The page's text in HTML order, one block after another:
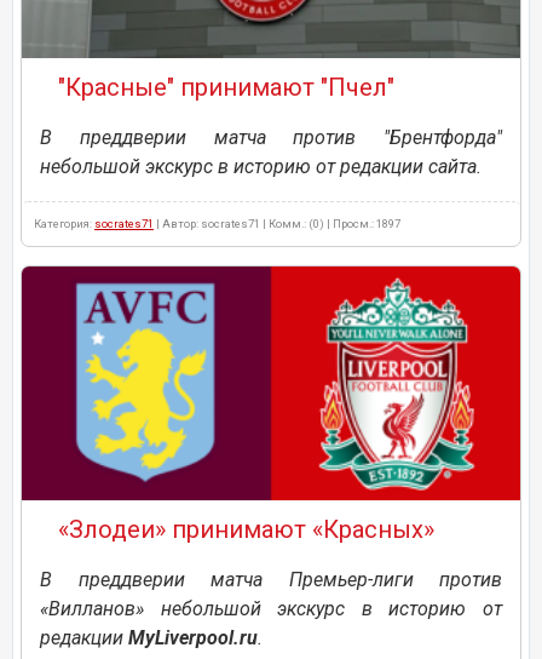
"Красные" принимают "Пчел"
В преддверии матча против "Брентфорда"
небольшой экскурс в историю от редакции сайта.
Категория: socrates71 | Автор: socrates71 | Комм.: (0) | Просм.: 1897
«Злодеи» принимают «Красных»
В преддверии матча Премьер-лиги против
«Вилланов» небольшой экскурс в историю от
редакции MyLiverpool.ru.